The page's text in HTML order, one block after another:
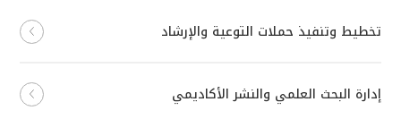
تخطيط وتنفيذ حملات التوعية والإرشاد
إدارة البحث العلمي والنشر الأكاديمي